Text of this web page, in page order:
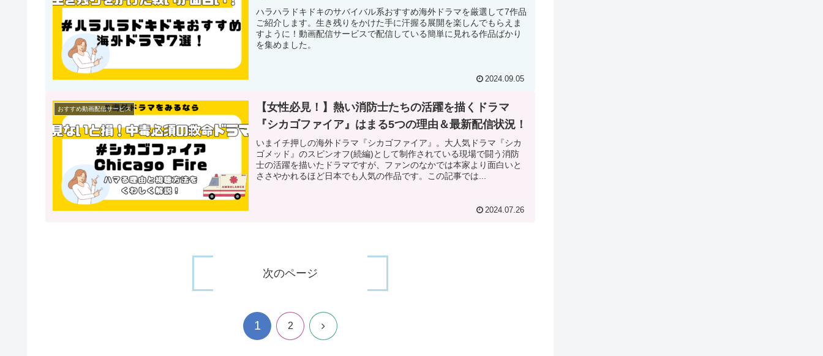
ハラハラドキドキのサバイバル系おすすめ海外ドラマを厳選して7作品
ご紹介します。生き残りをかけた手に汗握る展開を楽しんでもらえま
すように！動画配信サービスで配信している簡単に見れる作品ばかり
を集めました。
2024.09.05
おすすめ動画配信サービス
【女性必見！】熱い消防士たちの活躍を描くドラマ
『シカゴファイア』はまる5つの理由＆最新配信状況！
いまイチ押しの海外ドラマ『シカゴファイア』。大人気ドラマ『シカ
ゴメッド』のスピンオフ(続編)として制作されている現場で闘う消防
士の活躍を描いたドラマですが、ファンのなかでは本家より面白いと
ささやかれるほど日本でも人気の作品です。この記事では...
2024.07.26
次のページ
1 2 次